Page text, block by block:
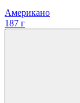
Американо
187 г